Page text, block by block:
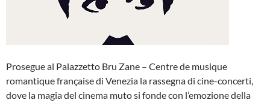
Prosegue al Palazzetto Bru Zane – Centre de musique
romantique française di Venezia la rassegna di cine-concerti,
dove la magia del cinema muto si fonde con l’emozione della